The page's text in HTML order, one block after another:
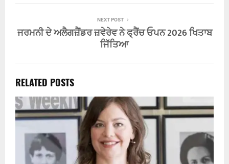
NEXT POST
ਜਰਮਨੀ ਦੇ ਅਲੈਗਜ਼ੈਂਡਰ ਜ਼ਵੇਰੇਵ ਨੇ ਫ੍ਰੈਂਚ ਓਪਨ 2026 ਖਿਤਾਬ
ਜਿੱਤਿਆ
RELATED POSTS